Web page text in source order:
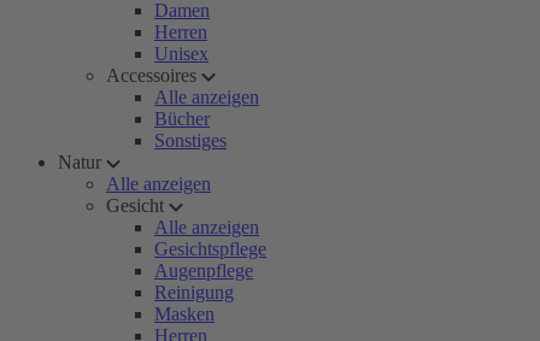
Damen
Herren
Unisex
Accessoires
Alle anzeigen
Bücher
Sonstiges
Natur
Alle anzeigen
Gesicht
Alle anzeigen
Gesichtspflege
Augenpflege
Reinigung
Masken
Herren